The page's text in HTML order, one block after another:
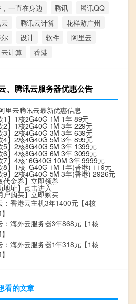
一直在身边
腾讯
腾讯QQ
腾讯云计算
花样游广州
设计 软件
阿里云
计算
香港
、腾讯云服务器优惠公告
里云腾讯云最新优惠信息
1】1核2G40G 1M 1年 89元
2】1核2G40G 1M 3年 229元
3】2核4G40G 3M 3年 639元
4】2核4G40G 5M 3年 899元
5】2核8G40G 5M 3年 1399元
6】4核8G40G 6M 3年 3099元
7】4核16G40G 10M 3年 9999元
8】1核1G40G 1M 1年(香港) 119元
9】2核4G40G 5M 3年(香港) 2926元
代金券】 立即领券
地址】 点击进入
户购买】立即购买
香港云主机3年1400元【4核
海外云服务器3年868元【1核
海外云服务器1年318元【1核
看的文章